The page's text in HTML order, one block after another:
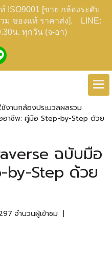
ISO9001 [ขาย กล้องระดับ
ม ของแท้ ราคาส่ง]. LINE:
น. ทุกวัน (จ-อา)
ช้งานกล้องประมวลผลรวม
อาชีพ: คู่มือ Step-by-Step ด้วย
ฉบับมือ
by-Step ด้วย
จำนวนผู้เข้าชม |